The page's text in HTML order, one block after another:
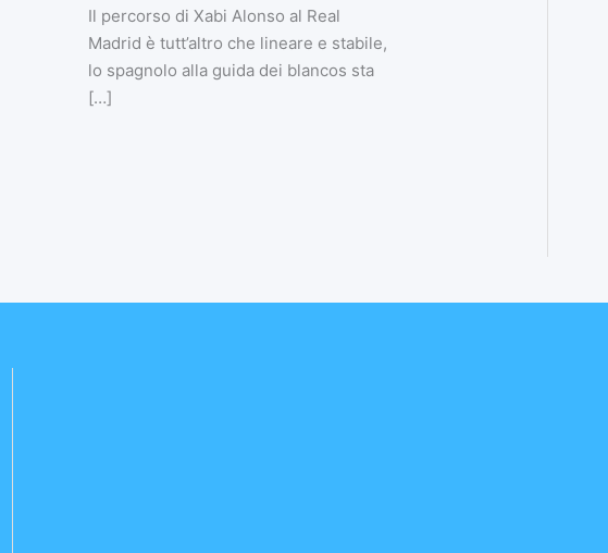
Il percorso di Xabi Alonso al Real
Madrid è tutt’altro che lineare e stabile,
lo spagnolo alla guida dei blancos sta
[…]